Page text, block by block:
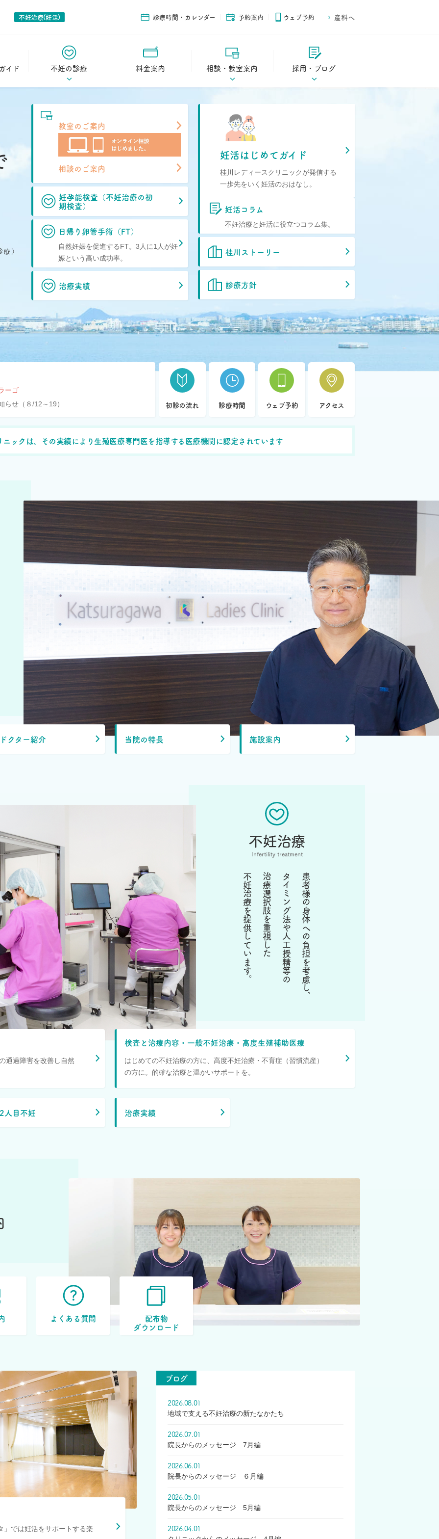
不妊治療(妊活)
イド 不妊の診療
妊孕能検査（不妊治療
の初期検査）
成術（FT）
2人目不妊
治療実績
妊娠された方の声
よくある質問
料金案内 相談・教室案内
相談のご案内
採用・ブログ
診療時間・カレンダー 予約案内 ウェブ予約 産科へ
）
教室のご案内
相談のご案内
妊孕能検査（不妊治療の初
期検査）
日帰り卵管手術（FT）
自然妊娠を促進するFT。3人に1人が妊
娠という高い成功率。
治療実績
妊活はじめてガイド
桂川レディースクリニックが発信する
一歩先をいく妊活のおはなし。
妊活コラム
不妊治療と妊活に役立つコラム集。
桂川ストーリー
診療方針
ーゴ
らせ（８/12～19）
初診の流れ 診療時間 ウェブ予約 アクセス
ニックは、その実績により生殖医療専門医を指導する医療機関に認定されています
ドクター紹介 当院の特長 施設案内
不妊治療
Infertility treatment
患者様の身体への負担を考慮し、
タイミング法や人工授精等の
治療選択肢を重視した
不妊治療を提供しています。
通過障害を改善し自然
検査と治療内容 ・ 一般不妊治療 ・ 高度生殖補助医療
はじめての不妊治療の方に、高度不妊治療・不育症（習慣流産）
の方に。的確な治療と温かいサポートを。
2人目不妊 治療実績
よくある質問
配布物
ダウンロード
」では妊活をサポートする楽
ブログ
2026.08.01
地域で支える不妊治療の新たなかたち
2026.07.01
院長からのメッセージ 7月編
2026.06.01
院長からのメッセージ ６月編
2026.05.01
院長からのメッセージ 5月編
2026.04.01